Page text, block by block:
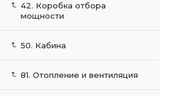
42. Коробка отбора
мощности
50. Кабина
81. Отопление и вентиляция